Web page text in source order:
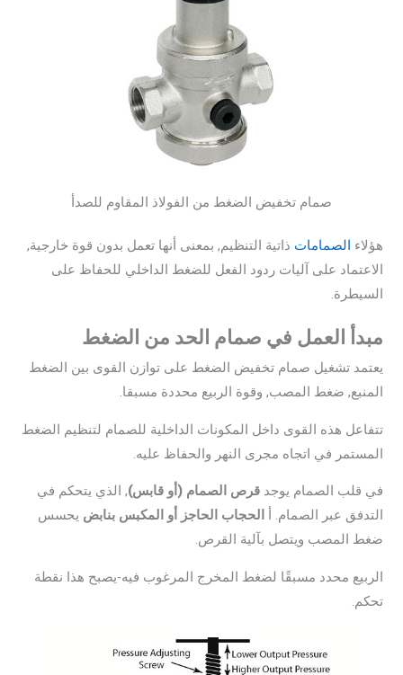
صمام تخفيض الضغط من الفولاذ المقاوم للصدأ
هؤلاء الصمامات ذاتية التنظيم, بمعنى أنها تعمل بدون قوة خارجية,
الاعتماد على آليات ردود الفعل للضغط الداخلي للحفاظ على
السيطرة.
مبدأ العمل في صمام الحد من الضغط
يعتمد تشغيل صمام تخفيض الضغط على توازن القوى بين الضغط
المنبع, ضغط المصب, وقوة الربيع محددة مسبقا.
تتفاعل هذه القوى داخل المكونات الداخلية للصمام لتنظيم الضغط
المستمر في اتجاه مجرى النهر والحفاظ عليه.
في قلب الصمام يوجدقرص الصمام (أو قابس), الذي يتحكم في
التدفق عبر الصمام. أ الحجاب الحاجز أو المكبس بنابض يحسس
ضغط المصب ويتصل بآلية القرص.
الربيع محدد مسبقًا لضغط المخرج المرغوب فيه-يصبح هذا نقطة
تحكم.